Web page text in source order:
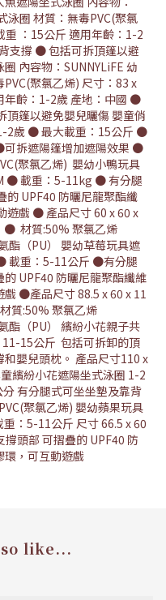
泳圈 材質：無毒PVC(聚氯
重 ：15公斤 適用年齡：1-2
支撐 ● 包括可拆頂篷以避
內容物：SUNNYLiFE 幼
聚氯乙烯) 尺寸：83 x
年齡：1-2歲 產地：中國 ●
篷以避免嬰兒曬傷 嬰童俏
2歲 ● 最大載重：15公斤 ●
拆遮陽篷增加遮陽效果 ●
聚氯乙烯) 嬰幼小鴨玩具
● 載重：5-11kg ● 有分腿
UPF40 防曬尼龍聚酯纖
遊戲 ● 產品尺寸 60 x 60 x
● 材質:50% 聚氯乙烯
酯（PU） 嬰幼草莓玩具遮
載重：5-11公斤 ●有分腿
UPF40 防曬尼龍聚酯纖維
●產品尺寸 88.5 x 60 x 11
質:50% 聚氯乙烯
酯（PU） 繽紛小花親子共
15公斤 包括可拆卸的頂
嬰兒頭枕。 產品尺寸110 x
繽紛小花遮陽坐式泳圈 1-2
有分腿式可坐坐墊及靠背
聚氯乙烯) 嬰幼蘋果玩具
：5-11公斤 尺寸 66.5 x 60
頭部 可摺疊的 UPF40 防
環，可互動遊戲
like...